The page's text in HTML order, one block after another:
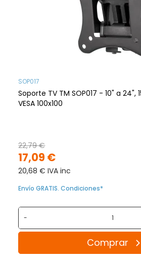
SOP017
Soporte TV TM SOP017 - 10" a 24",
VESA 100x100
17,09 €
22,79 €
20,68 € IVA inc
Envío GRATIS. Condiciones*
-
Comprar